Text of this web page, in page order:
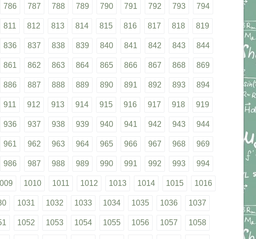
786 787 788 789 790 791 792 793 794
811 812 813 814 815 816 817 818 819
836 837 838 839 840 841 842 843 844
861 862 863 864 865 866 867 868 869
886 887 888 889 890 891 892 893 894
911 912 913 914 915 916 917 918 919
936 937 938 939 940 941 942 943 944
961 962 963 964 965 966 967 968 969
986 987 988 989 990 991 992 993 994
1010 1011 1012 1013 1014 1015 1016
1031 1032 1033 1034 1035 1036 1037
1052 1053 1054 1055 1056 1057 1058